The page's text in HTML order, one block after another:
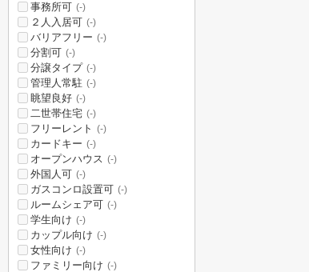
事務所可 (-)
２人入居可 (-)
バリアフリー (-)
分割可 (-)
分譲タイプ (-)
管理人常駐 (-)
眺望良好 (-)
二世帯住宅 (-)
フリーレント (-)
カードキー (-)
オープンハウス (-)
外国人可 (-)
ガスコンロ設置可 (-)
ルームシェア可 (-)
学生向け (-)
カップル向け (-)
女性向け (-)
ファミリー向け (-)